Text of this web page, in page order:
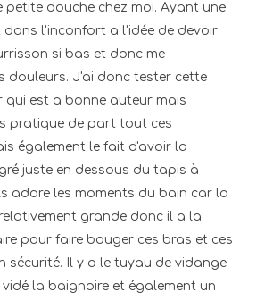
petite douche chez moi. Ayant une
dans l'inconfort a l'idée de devoir
si bas et donc me
douleurs. J'ai donc tester cette
est a bonne auteur mais
pratique de part tout ces
également le fait d'avoir la
juste en dessous du tapis à
adore les moments du bain car la
grande donc il a la
pour faire bouger ces bras et ces
sécurité. Il y a le tuyau de vidange
la baignoire et également un